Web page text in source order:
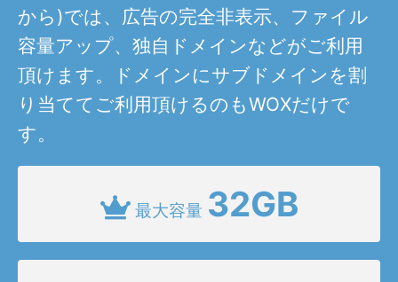
から)では、広告の完全非表示、ファイル
容量アップ、独自ドメインなどがご利用
頂けます。ドメインにサブドメインを割
り当ててご利用頂けるのもWOXだけで
す。
最大容量 32GB